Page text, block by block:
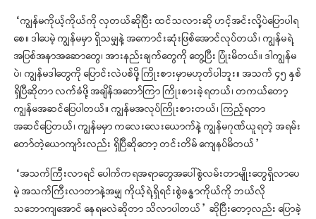
“ကျွန်မကိုယ့်ကိုယ်ကို လှတယ်ဆိုပြီး ထင်သလားဆို ဟင့်အင်းလို့ပဲပြောပါရ
စေ။ ဒါပေမဲ့ ကျွန်မမှာ ရှိသမျှနဲ့ အကောင်းဆုံးဖြစ်အောင်လုပ်တယ်၊ ကျွန်မရဲ့
အပြစ်အနာအဆောတွေ၊ အားနည်းချက်တွေကို တွေ့ပြီး ပြုံးမိတယ်။ ဒါကျွန်မ
ပဲ၊ ကျွန်မဒါတွေကို ပြောင်းလဲပစ်ဖို့ ကြိုးစားမှာမဟုတ်ပါဘူး။ အသက် ၄၅ နှစ်
ရှိပြီဆိုတာ လက်ခံဖို့ အချိန်အတော်ကြာ ကြိုးစားခဲ့ရတယ်၊ တကယ်တော့
ကျွန်မအဆင်ပြေပါတယ်။ ကျွန်မအလုပ်ကြိုးစားတယ်၊ ကြည့်ရတာ
အဆင်ပြေတယ်၊ ကျွန်မမှာ ကလေးလေးယောက်နဲ့ ကျွန်မဂုဏ်ယူရတဲ့ အရမ်း
တော်တဲ့ယောကျာ်းလည်း ရှိပြီဆိုတော့ တင်းတိမ် ကျေနပ်မိတယ်”
“အသက်ကြီးလာရင် ပေါက်ကရအရာတွေအပေါ်စွဲလမ်းတာမျိုးတွေရှိလာပေ
မဲ့ အသက်ကြီးလာတာနဲ့အမျှ ကိုယ့်ရဲ့ရှိရင်းစွဲခန္ဓာကိုယ်ကို ဘယ်လို
သဘောကျအောင် နေရမလဲဆိုတာ သိလာပါတယ်” ဆိုပြီးတော့လည်း ပြောခဲ့